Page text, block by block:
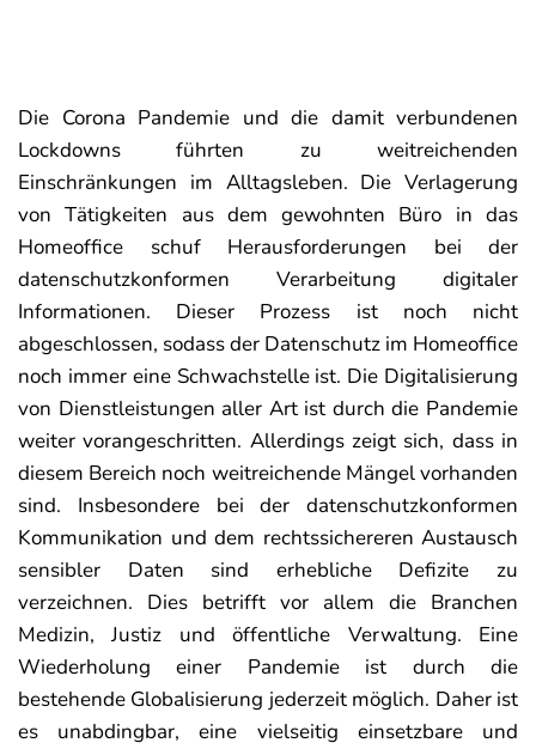
Die Corona Pandemie und die damit verbundenen
Lockdowns führten zu weitreichenden
Einschränkungen im Alltagsleben. Die Verlagerung
von Tätigkeiten aus dem gewohnten Büro in das
Homeoffice schuf Herausforderungen bei der
datenschutzkonformen Verarbeitung digitaler
Informationen. Dieser Prozess ist noch nicht
abgeschlossen, sodass der Datenschutz im Homeoffice
noch immer eine Schwachstelle ist. Die Digitalisierung
von Dienstleistungen aller Art ist durch die Pandemie
weiter vorangeschritten. Allerdings zeigt sich, dass in
diesem Bereich noch weitreichende Mängel vorhanden
sind. Insbesondere bei der datenschutzkonformen
Kommunikation und dem rechtssichereren Austausch
sensibler Daten sind erhebliche Defizite zu
verzeichnen. Dies betrifft vor allem die Branchen
Medizin, Justiz und öffentliche Verwaltung. Eine
Wiederholung einer Pandemie ist durch die
bestehende Globalisierung jederzeit möglich. Daher ist
es unabdingbar, eine vielseitig einsetzbare und